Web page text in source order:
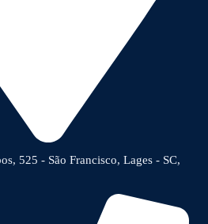
525 - São Francisco, Lages - SC,